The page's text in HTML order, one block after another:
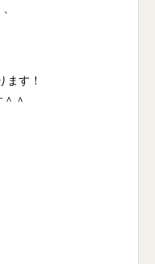
ます！
＾